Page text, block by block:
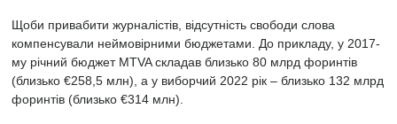
Щоби привабити журналістів, відсутність свободи слова
компенсували неймовірними бюджетами. До прикладу, у 2017-
му річний бюджет MTVA складав близько 80 млрд форинтів
(близько €258,5 млн), а у виборчий 2022 рік – близько 132 млрд
форинтів (близько €314 млн).